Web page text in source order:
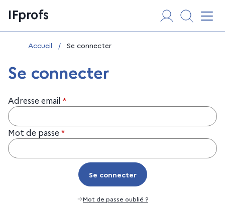
au
contenu
IFprofs
Vous êtes ici :
Accueil / Se connecter
Se connecter
Adresse email *
Mot de passe *
Se connecter
Se connecter
Mot de passe oublié ?